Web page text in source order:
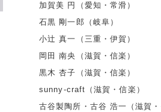
加賀美 円（愛知・常滑）
石黒 剛一郎（岐阜）
小辻 真一（三重・伊賀）
岡田 南央（滋賀・信楽）
黒木 杏子（滋賀・信楽）
sunny-craft（滋賀・信楽）
古谷製陶所・古谷 浩一（滋賀